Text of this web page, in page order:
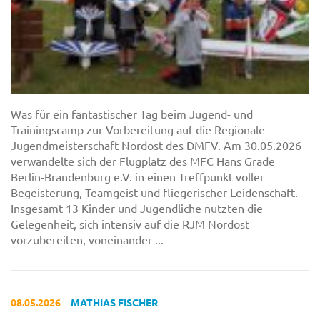
Was für ein fantastischer Tag beim Jugend- und
Trainingscamp zur Vorbereitung auf die Regionale
Jugendmeisterschaft Nordost des DMFV. Am 30.05.2026
verwandelte sich der Flugplatz des MFC Hans Grade
Berlin-Brandenburg e.V. in einen Treffpunkt voller
Begeisterung, Teamgeist und fliegerischer Leidenschaft.
Insgesamt 13 Kinder und Jugendliche nutzten die
Gelegenheit, sich intensiv auf die RJM Nordost
vorzubereiten, voneinander ...
08.05.2026 MATHIAS FISCHER